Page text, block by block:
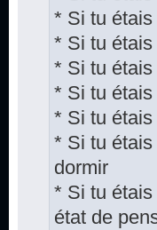
* Si tu étais
* Si tu
* Si tu
* Si tu
* Si tu
* Si tu
dormir
* Si tu
état de